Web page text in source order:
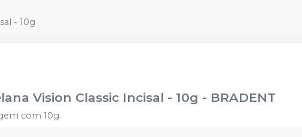
- 10g
Vision Classic Incisal - 10g - BRADENT
com 10g.